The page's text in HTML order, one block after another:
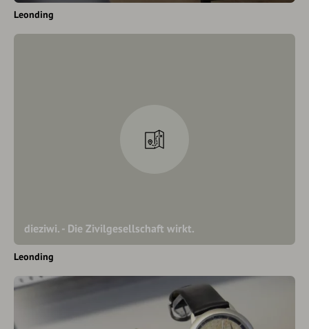
Leonding
dieziwi. - Die Zivilgesellschaft wirkt.
Leonding